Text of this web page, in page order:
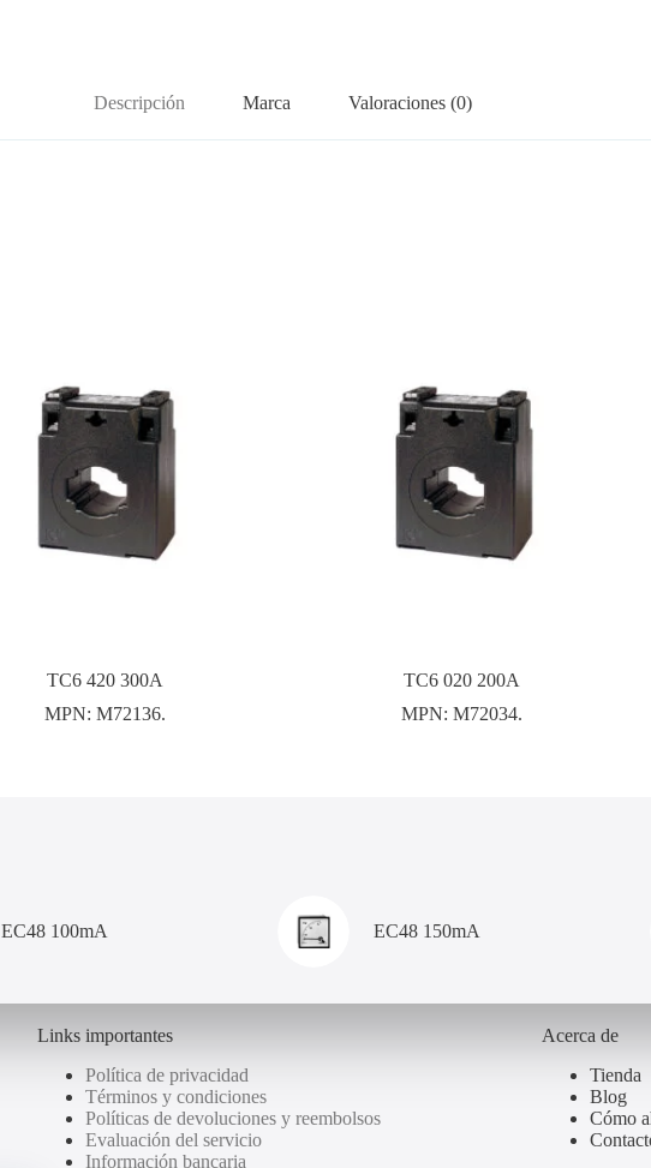
Descripción Marca Valoraciones (0)
TC6 420 300A
MPN: M72136.
TC6 020 200A
MPN: M72034.
EC48 100mA EC48 150mA
Links importantes
Política de privacidad
Términos y condiciones
Políticas de devoluciones y reembolsos
Evaluación del servicio
Información bancaria
Acerca de
Tienda
Blog
Cómo